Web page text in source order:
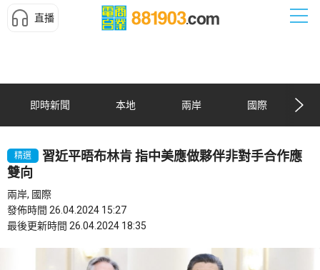
直播
即時新聞 本地 兩岸 國際
精選
習近平晤布林肯 指中美應做夥伴非對手合作應
雙向
兩岸, 國際
發佈時間 26.04.2024 15:27
最後更新時間 26.04.2024 18:35